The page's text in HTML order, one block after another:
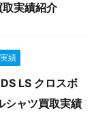
実績紹介
績
LS クロスボ
シャツ買取実績